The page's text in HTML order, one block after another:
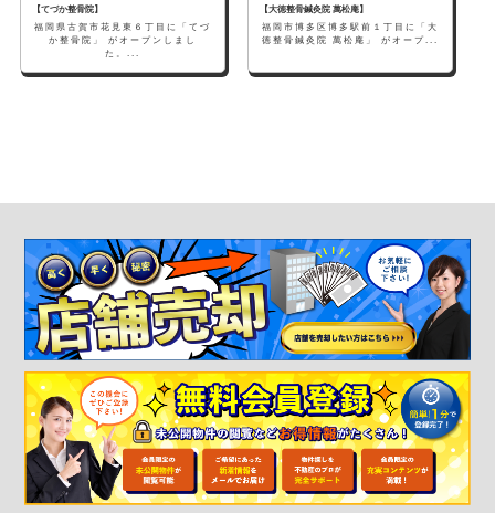
【てづか整骨院】
福岡県古賀市花見東６丁目に「てづ
か整骨院」 がオープンしまし
た。...
【大徳整骨鍼灸院 萬松庵】
福岡市博多区博多駅前１丁目に「大
徳整骨鍼灸院 萬松庵」 がオープ...